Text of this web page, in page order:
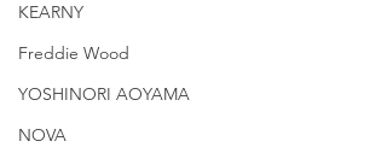
KEARNY
Freddie Wood
YOSHINORI AOYAMA
NOVA